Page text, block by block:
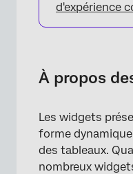
d'expérience
À propos
Les widgets
forme
des tableaux.
nombreux